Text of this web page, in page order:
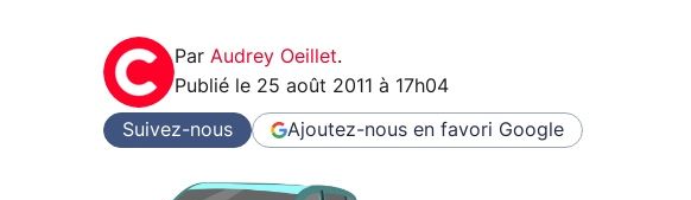
Par Audrey Oeillet.
Publié le 25 août 2011 à 17h04
Suivez-nous Ajoutez-nous en favori Google